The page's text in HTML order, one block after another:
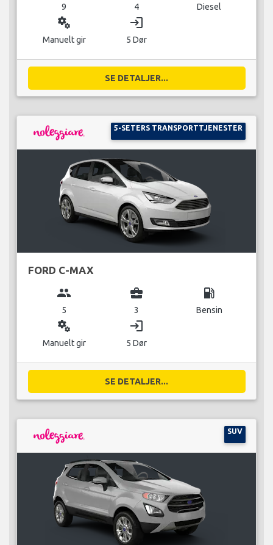
9 4 Diesel
miscellaneous_services
Manuelt gir
login
5 Dør
SE DETALJER...
5-SETERS TRANSPORTTJENESTER
FORD C-MAX
group
5
business_center
3
local_gas_station
Bensin
miscellaneous_services
Manuelt gir
login
5 Dør
SE DETALJER...
SUV